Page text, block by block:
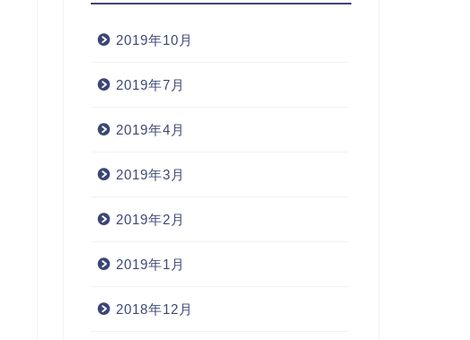
2019年10月
2019年7月
2019年4月
2019年3月
2019年2月
2019年1月
2018年12月